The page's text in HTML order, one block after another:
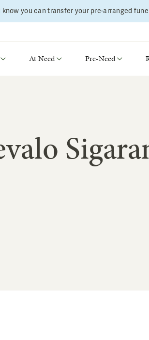
know you can transfer your pre-arranged
At Need Pre-Need